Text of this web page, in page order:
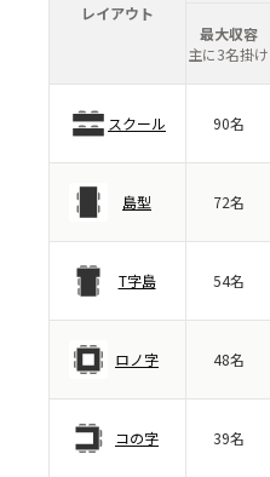
レイアウト
最大収容
主に3名掛け
スクール 90名
島型 72名
T字島 54名
ロノ字 48名
コの字 39名